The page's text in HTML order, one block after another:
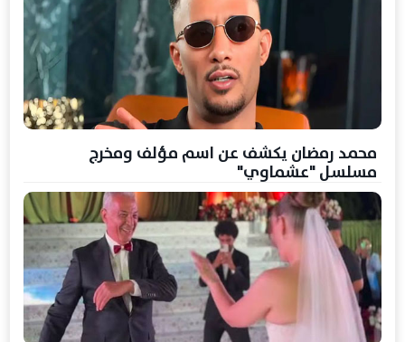
محمد رمضان يكشف عن اسم مؤلف ومخرج
مسلسل "عشماوي"